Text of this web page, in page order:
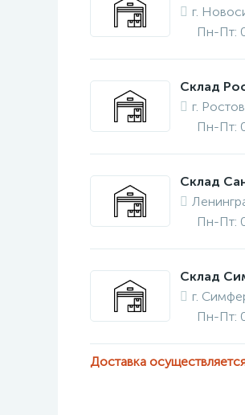
г.
Пн-Пт:
Склад
г.
Пн-Пт:
Склад
Пн-Пт:
Склад
г.
Пн-Пт:
Доставка